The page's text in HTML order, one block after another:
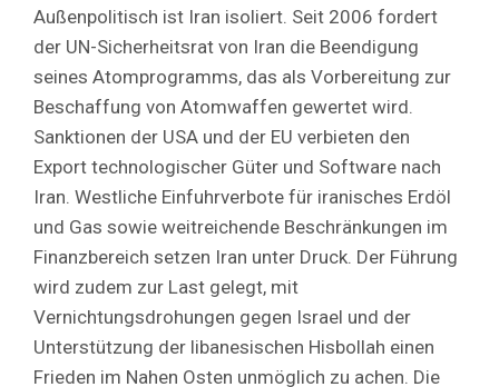
Außenpolitisch ist Iran isoliert. Seit 2006 fordert
der UN-Sicherheitsrat von Iran die Beendigung
seines Atomprogramms, das als Vorbereitung zur
Beschaffung von Atomwaffen gewertet wird.
Sanktionen der USA und der EU verbieten den
Export technologischer Güter und Software nach
Iran. Westliche Einfuhrverbote für iranisches Erdöl
und Gas sowie weitreichende Beschränkungen im
Finanzbereich setzen Iran unter Druck. Der Führung
wird zudem zur Last gelegt, mit
Vernichtungsdrohungen gegen Israel und der
Unterstützung der libanesischen Hisbollah einen
Frieden im Nahen Osten unmöglich zu achen. Die